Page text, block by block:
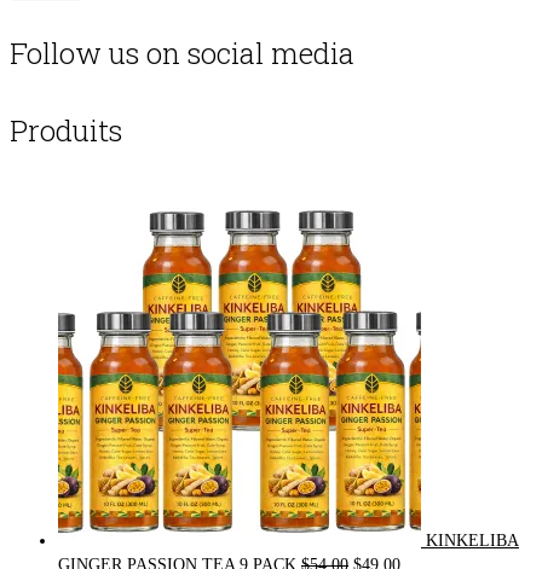
Follow us on social media
Produits
KINKELIBA
GINGER PASSION TEA 9 PACK $54.00 Original
$49.00Current